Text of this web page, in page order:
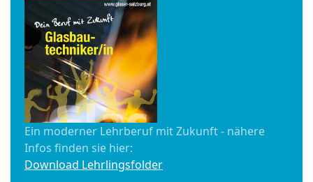
Ein moderner Lehrberuf mit Zukunft - nähere
Infos finden sie hier:
Download Lehrlingsfolder